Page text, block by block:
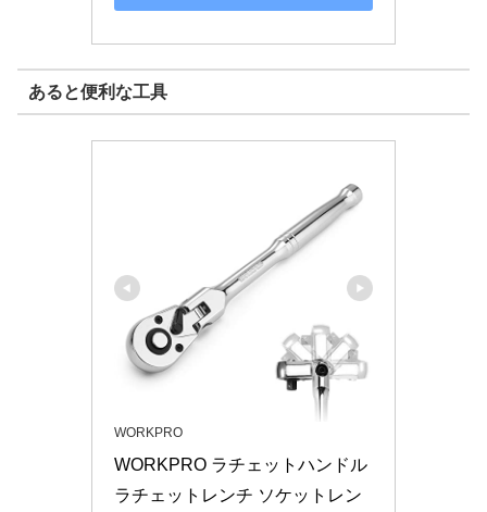
あると便利な工具
WORKPRO
WORKPRO ラチェットハンドル
ラチェットレンチ ソケットレン